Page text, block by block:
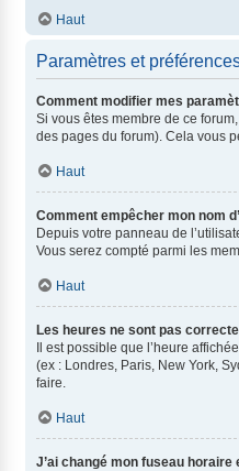
Haut
Paramètres et
Comment modifier mes
Si vous êtes membre de ce
des pages du forum). Cela vous
Haut
Comment empêcher mon nom
Depuis votre panneau de
Vous serez compté parmi les
Haut
Les heures ne sont pas
Il est possible que l’heure
(ex : Londres, Paris, New York,
faire.
Haut
J’ai changé mon fuseau